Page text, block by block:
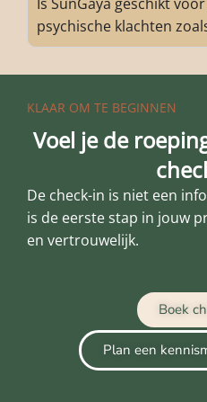
psychische klachten
KLAAR OM TE BEGINNEN
Voel je de
De check-in is niet een
is de eerste stap in jouw
en vertrouwelijk.
Boek
Plan een